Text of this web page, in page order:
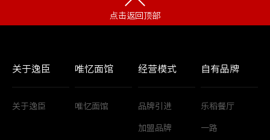
点击返回顶部
关于逸臣
关于逸臣
唯忆面馆
唯忆面馆
经营模式
品牌引进
加盟品牌
自有品牌
乐稻餐厅
一路